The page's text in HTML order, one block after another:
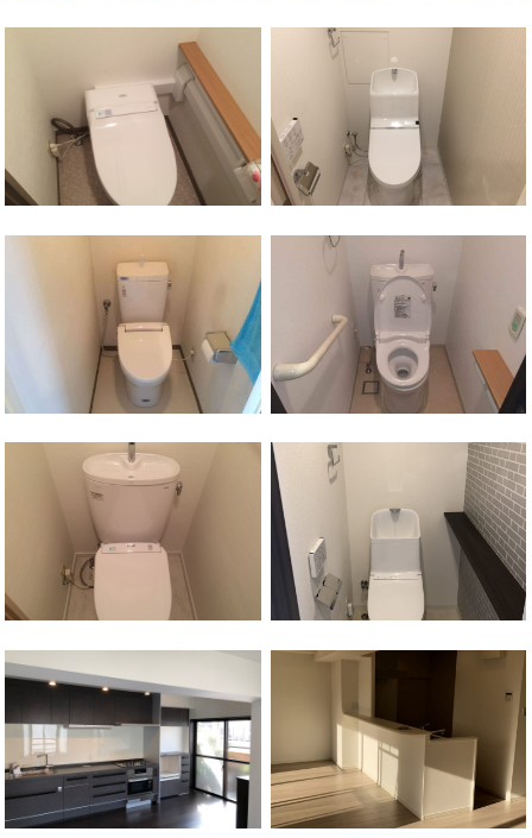
神奈川区 西横浜駅
保土ケ谷区和田町駅 保土ケ谷区
平沼橋駅西区 保土ケ谷区 和田町駅
横浜駅 保土ケ谷区 西谷駅